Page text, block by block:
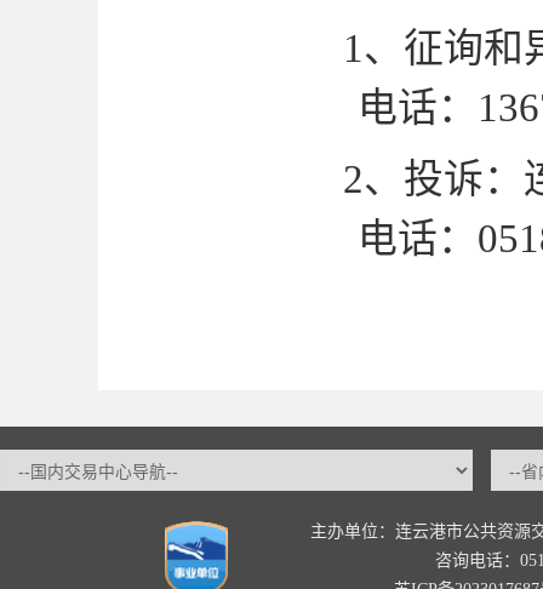
1、 征询和
电话：
2、 投诉：
电话：
主办单位：连云港市公共资源
咨询电话：